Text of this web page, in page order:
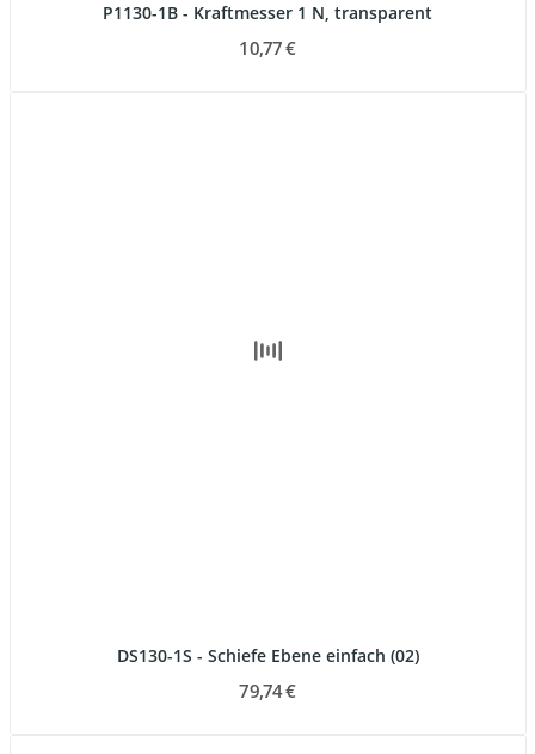
P1130-1B - Kraftmesser 1 N, transparent
10,77 €
DS130-1S - Schiefe Ebene einfach (02)
79,74 €